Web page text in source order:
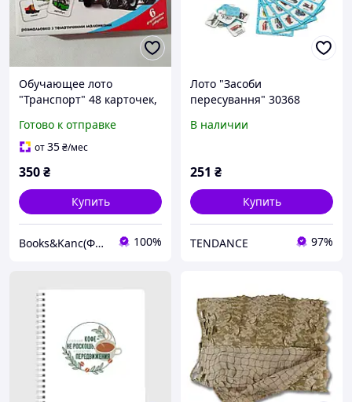
Обучающее лото
"Транспорт" 48 карточек,
детей 3+
Готово к отправке
от35₴/мес
350₴
Купить
Books&Kanc(ФОП Матвейчук І.В.) 100%
Лото "Засоби
пересування" 30368
В наличии
251 ₴
Купить
TENDANCE 97%